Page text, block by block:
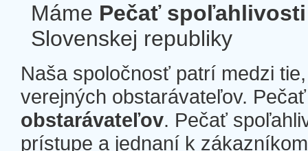
Máme Pečať spoľahlivosti
Slovenskej republiky
Naša spoločnosť patrí medzi
verejných obstarávateľov.
obstarávateľov. Pečať
prístupe a jednaní k